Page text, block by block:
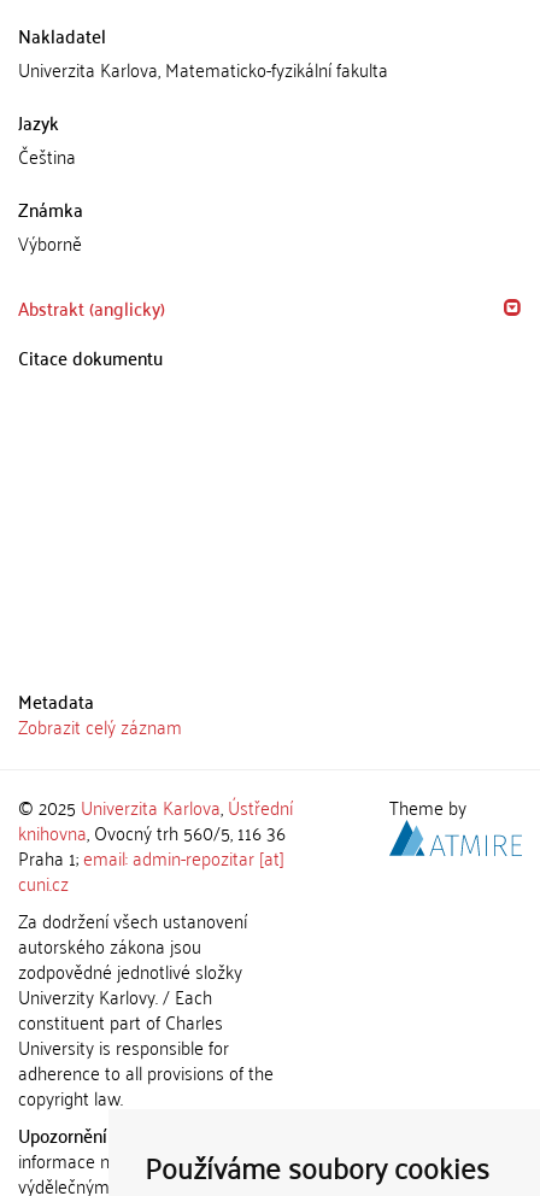
Používáme soubory cookies
Nakladatel
Univerzita Karlova, Matematicko-fyzikální fakulta
Jazyk
Čeština
Známka
Výborně
Abstrakt (anglicky)
Citace dokumentu
Metadata
Zobrazit celý záznam
© 2025 Univerzita Karlova,Ústřední
knihovna, Ovocný trh 560/5, 116 36
Praha 1;email: admin-repozitar [at]
cuni.cz
Za dodržení všech ustanovení
autorského zákona jsou
zodpovědné jednotlivé složky
Univerzity Karlovy. / Each
constituent part of Charles
University is responsible for
adherence to all provisions of the
copyright law.
Upozornění / Notice:
informace nemohou být použity k
výdělečným účelům nebo vydávány
Theme by